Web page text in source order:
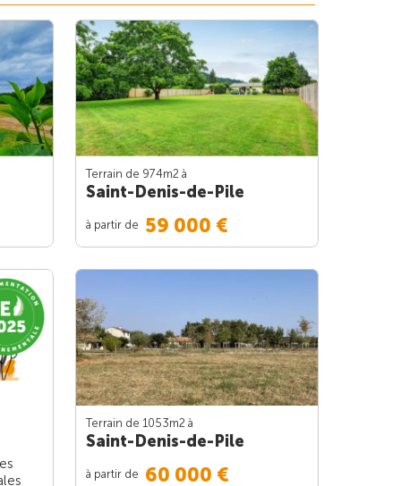
Terrain de 974m2 à
Saint-Denis-de-Pile
à partir de 59 000 €
Terrain de 1053m2 à
Saint-Denis-de-Pile
à partir de 60 000 €